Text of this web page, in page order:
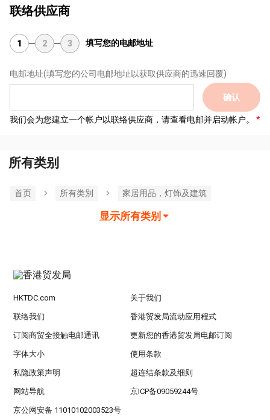
联络供应商
1 2 3 填写您的电邮地址
电邮地址(填写您的公司电邮地址以获取供应商的迅速回覆)
确认
我们会为您建立一个帐户以联络供应商，请查看电邮并启动帐户。
所有类别
首页 所有类別 家居用品，灯饰及建筑
显示所有类别
HKTDC.com 关于我们
联络我们 香港贸发局流动应用程式
订阅商贸全接触电邮通讯 更新您的香港贸发局电邮订阅
字体大小 使用条款
私隐政策声明 超连结条款及细则
网站导航 京ICP备09059244号
京公网安备 11010102003523号